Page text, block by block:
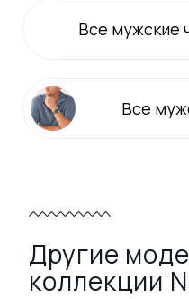
Все мужские
Все
Другие
коллекции